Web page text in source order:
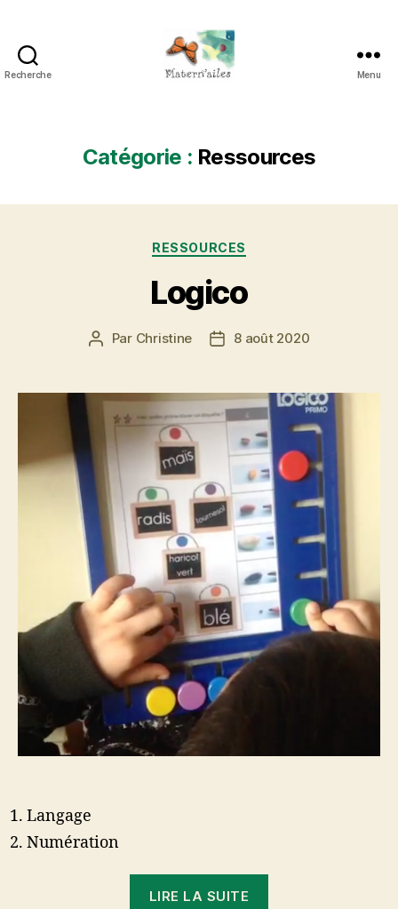
Recherche Menu
Catégorie : Ressources
Catégories
RESSOURCES
Logico
Auteur
Par Christine
Date8 août 2020
Langage
Numération
LIRE LA SUITE